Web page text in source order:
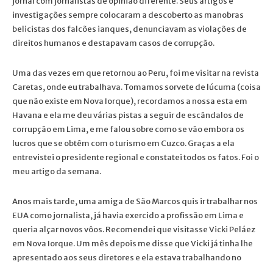
investigações sempre colocaram a descoberto as manobras
belicistas dos falcões ianques, denunciavam as violações de
direitos humanos e destapavam casos de corrupção.
Uma das vezes em que retornou ao Peru, foi me visitar na revista
Caretas, onde eu trabalhava. Tomamos sorvete de lúcuma (coisa
que não existe em Nova Iorque), recordamos a nossa esta em
Havana e ela me deu várias pistas a seguir de escândalos de
corrupção em Lima, e me falou sobre como se vão embora os
lucros que se obtêm com o turismo em Cuzco. Graças a ela
entrevistei o presidente regional e constatei todos os fatos. Foi o
meu artigo da semana.
Anos mais tarde, uma amiga de São Marcos quis ir trabalhar nos
EUA como jornalista, já havia exercido a profissão em Lima e
queria alçar novos vôos. Recomendei que visitasse Vicki Peláez
em Nova Iorque. Um mês depois me disse que Vicki já tinha lhe
apresentado aos seus diretores e ela estava trabalhando no